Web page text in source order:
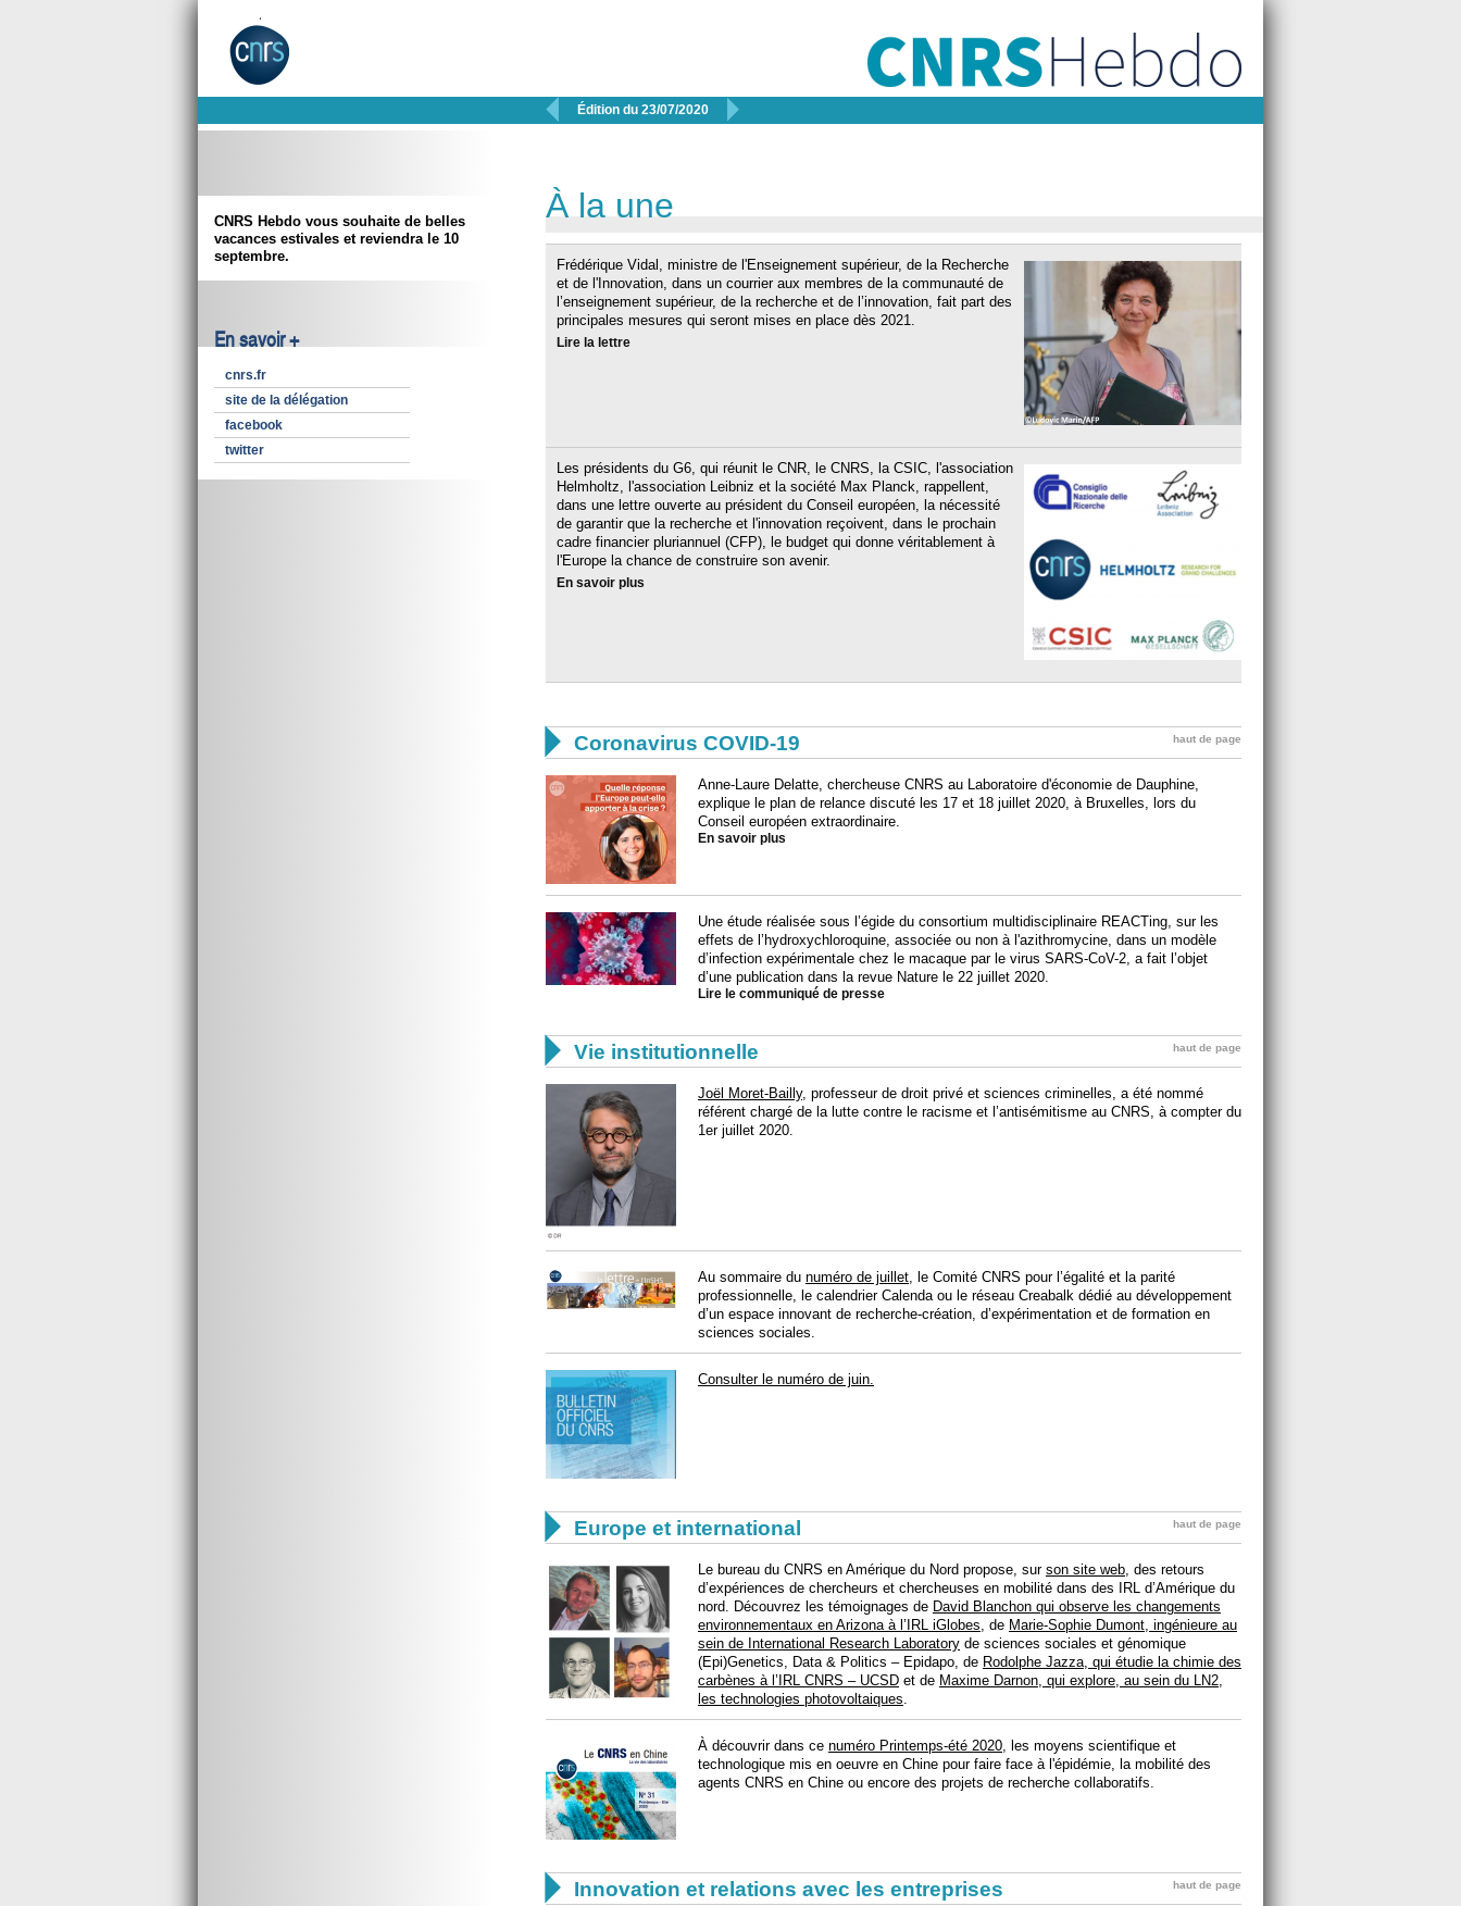
 Édition du 23/07/2020 
CNRS Hebdo vous souhaite de belles
vacances estivales et reviendra le 10
septembre.
En savoir +
cnrs.fr
site de la délégation
facebook
twitter
À la une
Frédérique Vidal, ministre de l'Enseignement supérieur, de la Recherche
et de l'Innovation, dans un courrier aux membres de la communauté de
l’enseignement supérieur, de la recherche et de l’innovation, fait part des
principales mesures qui seront mises en place dès 2021.
Lire la lettre
Les présidents du G6, qui réunit le CNR, le CNRS, la CSIC, l'association
Helmholtz, l'association Leibniz et la société Max Planck, rappellent,
dans une lettre ouverte au président du Conseil européen, la nécessité
de garantir que la recherche et l'innovation reçoivent, dans le prochain
cadre financier pluriannuel (CFP), le budget qui donne véritablement à
l'Europe la chance de construire son avenir.
En savoir plus
 Coronavirus COVID-19 haut de page
Anne-Laure Delatte, chercheuse CNRS au Laboratoire d'économie de Dauphine,
explique le plan de relance discuté les 17 et 18 juillet 2020, à Bruxelles, lors du
Conseil européen extraordinaire.
En savoir plus
Une étude réalisée sous l’égide du consortium multidisciplinaire REACTing, sur les
effets de l’hydroxychloroquine, associée ou non à l'azithromycine, dans un modèle
d’infection expérimentale chez le macaque par le virus SARS-CoV-2, a fait l’objet
d’une publication dans la revue Nature le 22 juillet 2020.
Lire le communiqué de presse
 Vie institutionnelle haut de page
Joël Moret-Bailly, professeur de droit privé et sciences criminelles, a été nommé
référent chargé de la lutte contre le racisme et l’antisémitisme au CNRS, à compter du
1er juillet 2020.
Au sommaire du numéro de juillet, le Comité CNRS pour l’égalité et la parité
professionnelle, le calendrier Calenda ou le réseau Creabalk dédié au développement
d’un espace innovant de recherche-création, d’expérimentation et de formation en
sciences sociales.
Consulter le numéro de juin.
 Europe et international haut de page
Le bureau du CNRS en Amérique du Nord propose, sur son site web, des retours
d’expériences de chercheurs et chercheuses en mobilité dans des IRL d’Amérique du
nord. Découvrez les témoignages de David Blanchon qui observe les changements
environnementaux en Arizona à l’IRL iGlobes, de Marie-Sophie Dumont, ingénieure au
sein de International Research Laboratory de sciences sociales et génomique
(Epi)Genetics, Data & Politics – Epidapo, de Rodolphe Jazza, qui étudie la chimie des
carbènes à l’IRL CNRS – UCSD et de Maxime Darnon, qui explore, au sein du LN2,
les technologies photovoltaiques.
À découvrir dans ce numéro Printemps-été 2020, les moyens scientifique et
technologique mis en oeuvre en Chine pour faire face à l'épidémie, la mobilité des
agents CNRS en Chine ou encore des projets de recherche collaboratifs.
 Innovation et relations avec les entreprises haut de page